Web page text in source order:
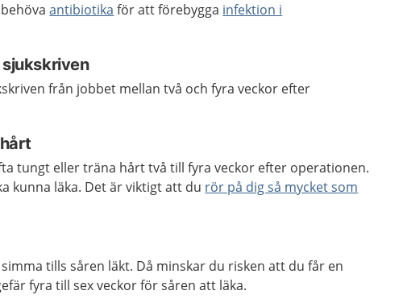
behövaantibiotika för att förebygga infektion i
från jobbet mellan två och fyra veckor efter
tungt eller träna hårt två till fyra veckor efter operationen.
kunna läka. Det är viktigt att du rör på dig så mycket som
tills såren läkt. Då minskar du risken att du får en
fyra till sex veckor för såren att läka.